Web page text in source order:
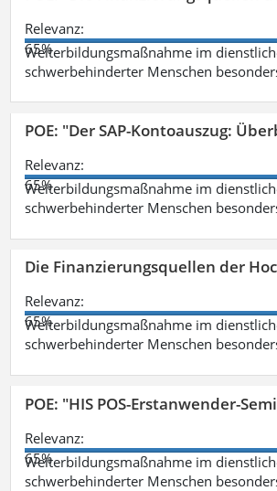
Relevanz:
65%
Weiterbildungsmaßnahme im
schwerbehinderter Menschen
POE: "Der SAP-Kontoauszug:
Relevanz:
65%
Weiterbildungsmaßnahme im
schwerbehinderter Menschen
Die Finanzierungsquellen der
Relevanz:
65%
Weiterbildungsmaßnahme im
schwerbehinderter Menschen
POE: "HIS POS-Erstanwender-
Relevanz:
65%
Weiterbildungsmaßnahme im
schwerbehinderter Menschen